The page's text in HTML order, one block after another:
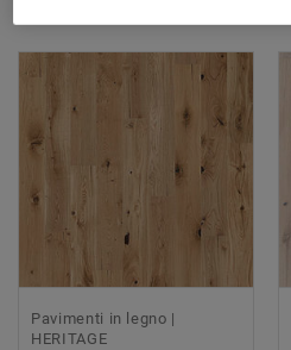
Pavimenti in legno |
HERITAGE